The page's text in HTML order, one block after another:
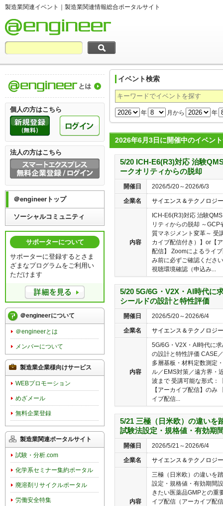
製造業関連イベント｜製造業関連情報総合ポータルサイト
イベント検索
年 月から 年
2026年6月3日に開催中のイベン
5/20 ICH-E6(R3)対応 治験
ークオリティからの脱却
開催日 2026/5/20～2026/6/3
企業名 サイエンス＆テクノロジ
内容
ICH-E6(R3)対応 治験
リティからの脱却 ～
質マネジメント変革～ 受
カイブ配信付き）】or【
配信】 Zoomによるライ
み前に必ずご確認くだ
視聴環境確認（申込み...
5/20 5G/6G・V2X・AI時代に
シールドの設計と特性評価
開催日 2026/5/20～2026/6/4
企業名 サイエンス＆テクノロジ
内容
5G/6G・V2X・AI時代に
の設計と特性評価 CASE
多層基板・材料定数測定
ル／EMS対策／遠方界・
波まで 受講可能な形式：
【アーカイブ配信】のみ
イブ配信...
5/21 三極（日米欧）の違いを
試験法設定・規格値・有効期
開催日 2026/5/21～2026/6/4
企業名 サイエンス＆テクノロジ
内容
三極（日米欧）の違いを
設定・規格値・有効期間
きたい医薬品GMPとの重
イブ配信（アーカイブ配
製造業関連情報総合ポータルサイト＠
個人の方はこちら
法人の方はこちら
＠engineerトップ
ソーシャルコミュニティ
サポーターについて
サポーターに登録するとさま
ざまなプログラムをご利用い
ただけます
＠engineerについて
＠engineerとは
メンバーについて
製造業企業様向けサービス
WEBプロモーション
めざメール
無料企業登録
製造業関連ポータルサイト
試験・分析.com
化学系セミナー集約ポータル
廃溶剤リサイクルポータル
労働安全特集